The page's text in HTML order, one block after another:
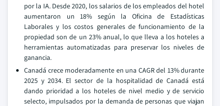
por la IA. Desde 2020, los salarios de los empleados del hotel
aumentaron un 18% según la Oficina de Estadísticas
Laborales y los costos generales de funcionamiento de la
propiedad son de un 23% anual, lo que lleva a los hoteles a
herramientas automatizadas para preservar los niveles de
ganancia.
Canadá crece moderadamente en una CAGR del 13% durante
2025 y 2034. El sector de la hospitalidad de Canadá está
dando prioridad a los hoteles de nivel medio y de servicio
selecto, impulsados por la demanda de personas que viajan